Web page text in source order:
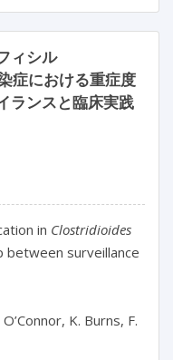
ィシル
症における重症度
ランスと臨床実践
in Clostridioides
between surveillance
K. Burns, F.